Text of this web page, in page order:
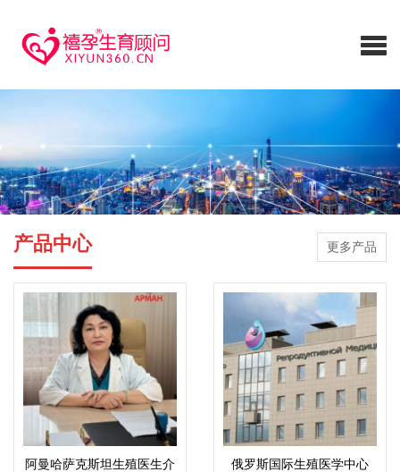
产品中心 更多产品
阿曼哈萨克斯坦生殖医生介
俄罗斯国际生殖医学中心